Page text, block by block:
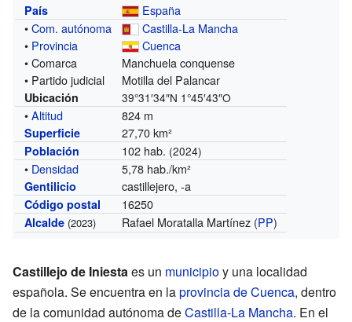
País
España
•Com. autónoma
Castilla-La Mancha
• Provincia
Cuenca
• Comarca
Manchuela conquense
• Partido judicial
Motilla del Palancar
Ubicación 39°31′34″N 1°45′43″O
•Altitud 824 m
Superficie 27,70 km²
Población 102 hab. (2024)
• Densidad 5,78 hab./km²
Gentilicio castillejero, -a
Código postal 16250
Alcalde (2023) Rafael Moratalla Martínez (PP)
Castillejo de Iniestaes un municipioy una localidad
española. Se encuentra en laprovincia de Cuenca, dentro
de la comunidad autónoma deCastilla-La Mancha. En el